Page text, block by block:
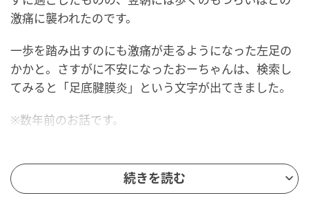
激痛に襲われたのです。
一歩を踏み出すのにも激痛が走るようになった左足の
かかと。さすがに不安になったおーちゃんは、検索し
てみると「足底腱膜炎」という文字が出てきました。
※数年前のお話です。
突然の痛みに襲われ…
続きを読む